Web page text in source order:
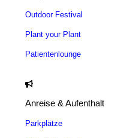
Outdoor Festival
Plant your Plant
Patientenlounge
Anreise & Aufenthalt
Parkplätze